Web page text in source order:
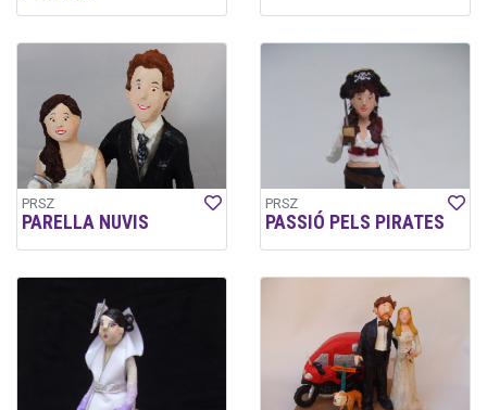
PRSZ
PARELLA NUVIS
PRSZ
PASSIÓ PELS PIRATES